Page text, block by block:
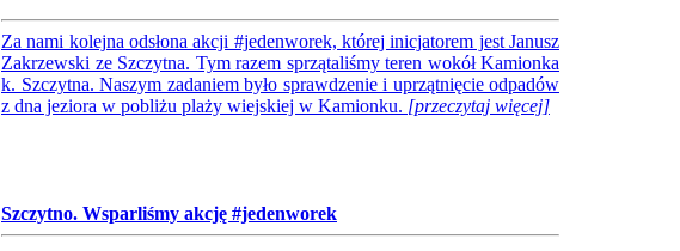
Za nami kolejna odsłona akcji #jedenworek, której inicjatorem jest Janusz
Zakrzewski ze Szczytna. Tym razem sprzątaliśmy teren wokół Kamionka
k. Szczytna. Naszym zadaniem było sprawdzenie i uprzątnięcie odpadów
z dna jeziora w pobliżu plaży wiejskiej w Kamionku. [przeczytaj więcej]
Szczytno. Wsparliśmy akcję #jedenworek